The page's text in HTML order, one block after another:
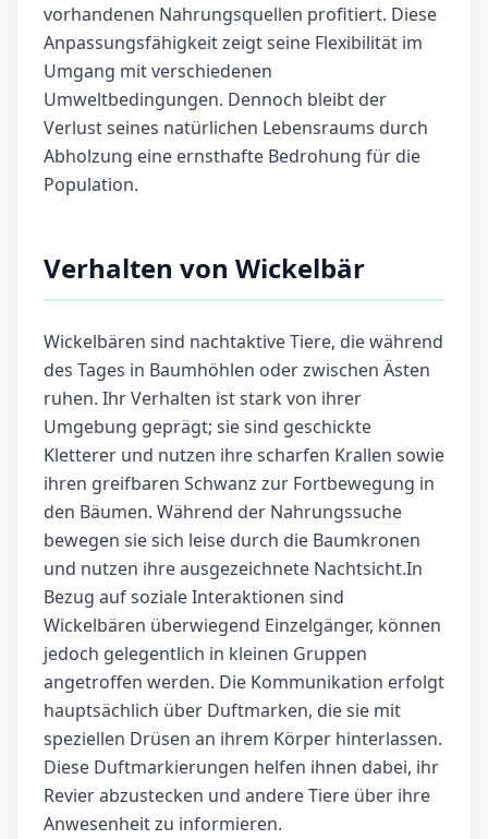
vorhandenen Nahrungsquellen profitiert. Diese
Anpassungsfähigkeit zeigt seine Flexibilität im
Umgang mit verschiedenen
Umweltbedingungen. Dennoch bleibt der
Verlust seines natürlichen Lebensraums durch
Abholzung eine ernsthafte Bedrohung für die
Population.
Verhalten von Wickelbär
Wickelbären sind nachtaktive Tiere, die während
des Tages in Baumhöhlen oder zwischen Ästen
ruhen. Ihr Verhalten ist stark von ihrer
Umgebung geprägt; sie sind geschickte
Kletterer und nutzen ihre scharfen Krallen sowie
ihren greifbaren Schwanz zur Fortbewegung in
den Bäumen. Während der Nahrungssuche
bewegen sie sich leise durch die Baumkronen
und nutzen ihre ausgezeichnete Nachtsicht.In
Bezug auf soziale Interaktionen sind
Wickelbären überwiegend Einzelgänger, können
jedoch gelegentlich in kleinen Gruppen
angetroffen werden. Die Kommunikation erfolgt
hauptsächlich über Duftmarken, die sie mit
speziellen Drüsen an ihrem Körper hinterlassen.
Diese Duftmarkierungen helfen ihnen dabei, ihr
Revier abzustecken und andere Tiere über ihre
Anwesenheit zu informieren.